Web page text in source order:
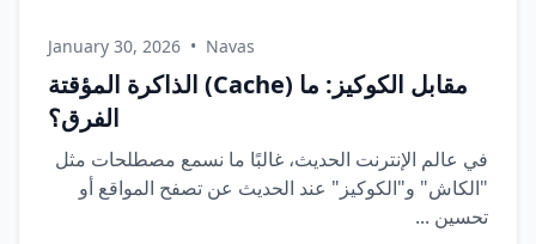
January 30, 2026 • Navas
الذاكرة المؤقتة (Cache) مقابل الكوكيز: ما
الفرق؟
في عالم الإنترنت الحديث، غالبًا ما نسمع مصطلحات مثل
"الكاش" و"الكوكيز" عند الحديث عن تصفح المواقع أو
تحسين ...